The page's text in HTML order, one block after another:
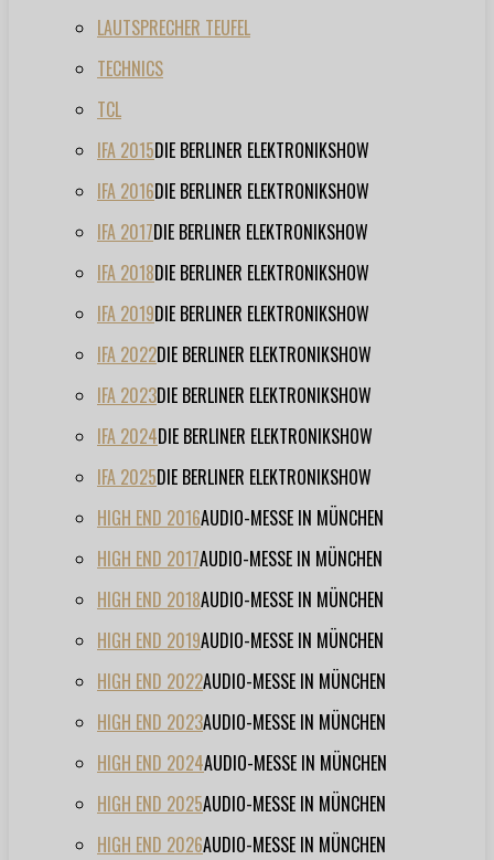
LAUTSPRECHER TEUFEL
TECHNICS
TCL
IFA 2015DIE BERLINER ELEKTRONIKSHOW
IFA 2016DIE BERLINER ELEKTRONIKSHOW
IFA 2017DIE BERLINER ELEKTRONIKSHOW
IFA 2018DIE BERLINER ELEKTRONIKSHOW
IFA 2019DIE BERLINER ELEKTRONIKSHOW
IFA 2022DIE BERLINER ELEKTRONIKSHOW
IFA 2023DIE BERLINER ELEKTRONIKSHOW
IFA 2024DIE BERLINER ELEKTRONIKSHOW
IFA 2025DIE BERLINER ELEKTRONIKSHOW
HIGH END 2016AUDIO-MESSE IN MÜNCHEN
HIGH END 2017AUDIO-MESSE IN MÜNCHEN
HIGH END 2018AUDIO-MESSE IN MÜNCHEN
HIGH END 2019AUDIO-MESSE IN MÜNCHEN
HIGH END 2022AUDIO-MESSE IN MÜNCHEN
HIGH END 2023AUDIO-MESSE IN MÜNCHEN
HIGH END 2024AUDIO-MESSE IN MÜNCHEN
HIGH END 2025AUDIO-MESSE IN MÜNCHEN
HIGH END 2026AUDIO-MESSE IN MÜNCHEN